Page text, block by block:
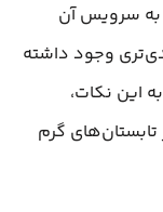
به سرویس آن
وجود داشته
این نکات،
تابستان‌های گرم